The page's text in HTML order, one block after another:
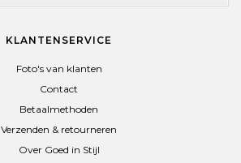
KLANTENSERVICE
Foto's van klanten
Contact
Betaalmethoden
Verzenden & retourneren
Over Goed in Stijl